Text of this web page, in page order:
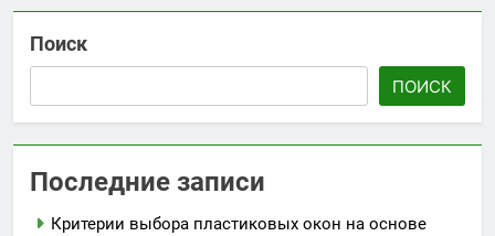
Поиск
ПОИСК
Последние записи
Критерии выбора пластиковых окон на основе